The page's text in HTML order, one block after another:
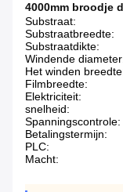
4000mm broodje
Substraat:
Substraatbreedte:
Substraatdikte:
Windende
Het winden
Filmbreedte:
Elektriciteit:
snelheid:
Spanningscontrole:
Betalingstermijn:
PLC:
Macht: